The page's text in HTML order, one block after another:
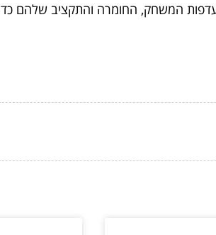
המשחק, החומרה והתקציב שלהם